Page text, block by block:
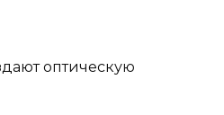
оптическую